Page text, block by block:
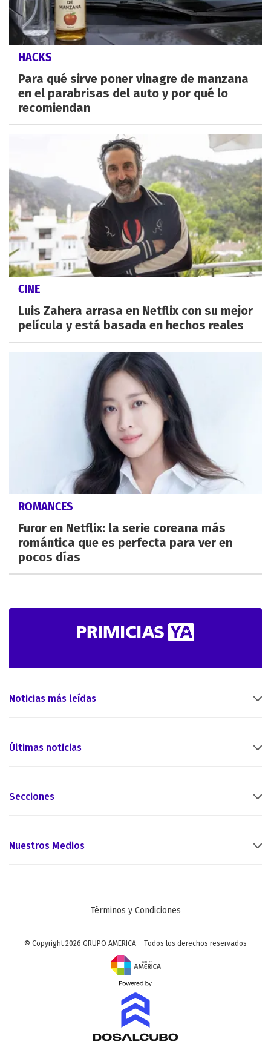
HACKS
Para qué sirve poner vinagre de manzana
en el parabrisas del auto y por qué lo
recomiendan
CINE
Luis Zahera arrasa en Netflix con su mejor
película y está basada en hechos reales
ROMANCES
Furor en Netflix: la serie coreana más
romántica que es perfecta para ver en
pocos días
Noticias más leídas
Últimas noticias
Secciones
Nuestros Medios
Términos y Condiciones
© Copyright 2026 GRUPO AMERICA – Todos los derechos reservados